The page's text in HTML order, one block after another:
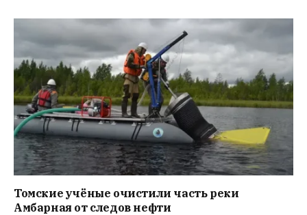
Томские учёные очистили часть реки
Амбарная от следов нефти